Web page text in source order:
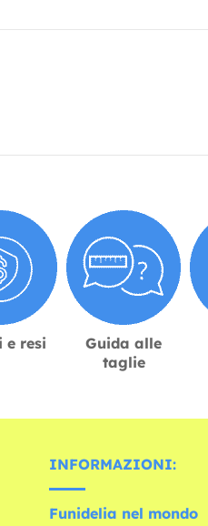
e resi
Guida alle
taglie
INFORMAZIONI:
Funidelia nel mondo